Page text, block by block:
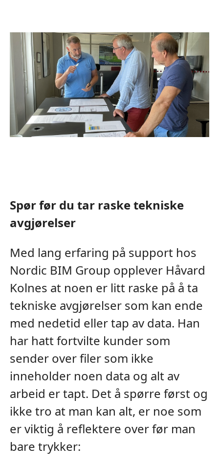
Spør før du tar raske tekniske
avgjørelser
Med lang erfaring på support hos
Nordic BIM Group opplever Håvard
Kolnes at noen er litt raske på å ta
tekniske avgjørelser som kan ende
med nedetid eller tap av data. Han
har hatt fortvilte kunder som
sender over filer som ikke
inneholder noen data og alt av
arbeid er tapt. Det å spørre først og
ikke tro at man kan alt, er noe som
er viktig å reflektere over før man
bare trykker: